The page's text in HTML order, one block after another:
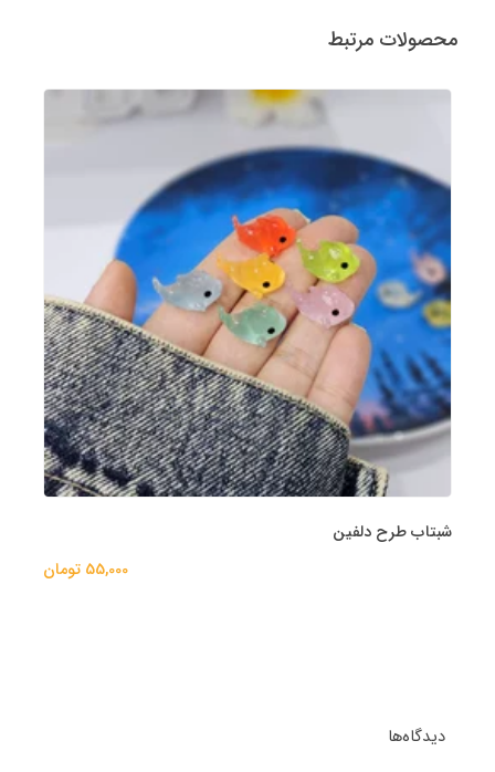
محصولات مرتبط
شبتاب طرح دلفین
55,000 تومان
دیدگاه‌ها